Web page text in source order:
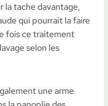
la tache davantage,
qui pourrait la faire
fois ce traitement
selon les
une arme